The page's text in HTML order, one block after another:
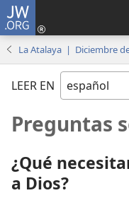
JW.ORG
La Atalaya | Diciembre
LEER EN
Preguntas
¿Qué
a Dios?